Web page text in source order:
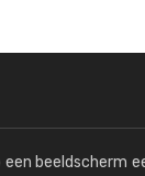
beeldscherm